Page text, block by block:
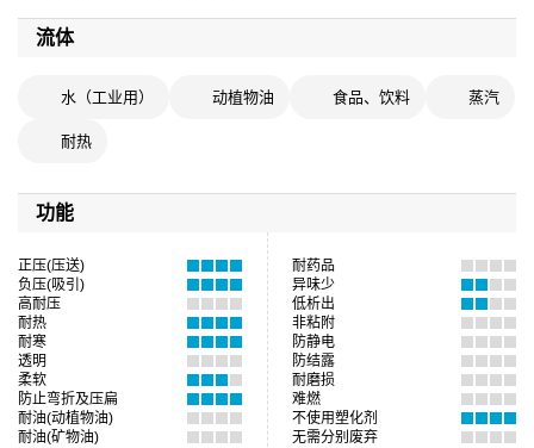
流体
水（工业用） 动植物油 食品、饮料 蒸汽
耐热
功能
正压(压送)
负压(吸引)
高耐压
耐热
耐寒
透明
柔软
防止弯折及压扁
耐油(动植物油)
耐油(矿物油)
耐药品
异味少
低析出
非粘附
防静电
防结露
耐磨损
难燃
不使用塑化剂
无需分别废弃